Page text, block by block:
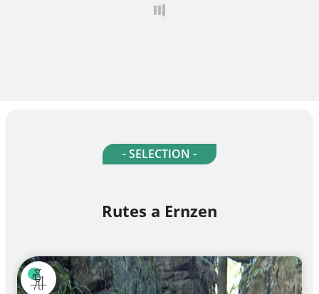
- SELECTION -
Rutes a Ernzen